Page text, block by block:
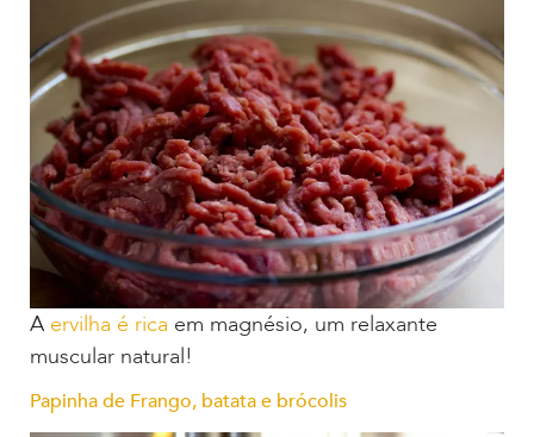
A ervilha é rica em magnésio, um relaxante
muscular natural!
Papinha de Frango, batata e brócolis